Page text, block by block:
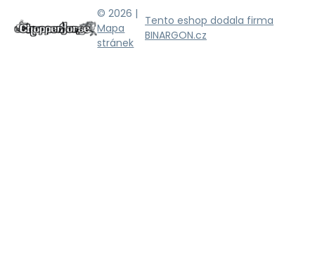
© 2026 |
Mapa
stránek
Tento eshop dodala firma
BINARGON.cz